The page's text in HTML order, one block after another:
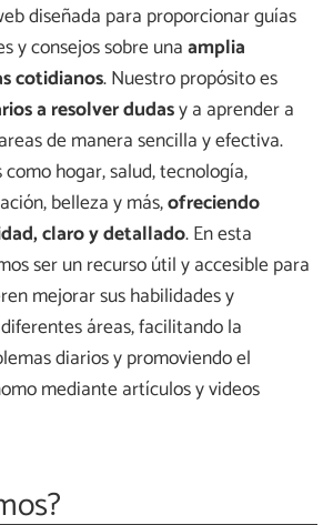
diseñada para proporcionar guías
y consejos sobre unaamplia
cotidianos. Nuestro propósito es
a resolver dudasy a aprender a
de manera sencilla y efectiva.
hogar, salud, tecnología,
belleza y más,ofreciendo
claro y detallado. En esta
ser un recurso útil y accesible para
mejorar sus habilidades y
áreas, facilitando la
diarios y promoviendo el
mediante artículos y videos